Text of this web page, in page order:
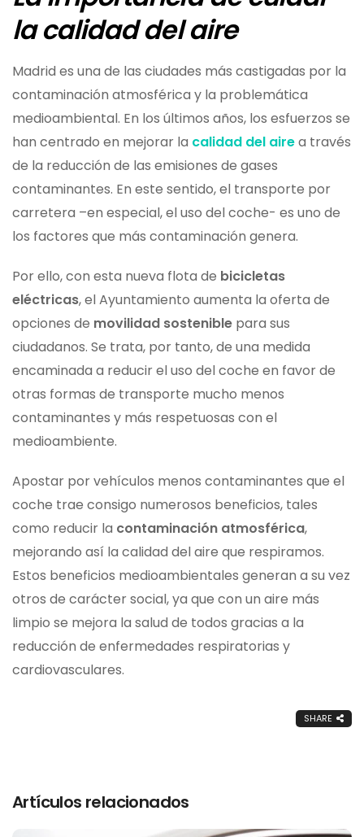
la calidad del aire
Madrid es una de las ciudades más castigadas por la
contaminación atmosférica y la problemática
medioambiental. En los últimos años, los esfuerzos se
han centrado en mejorar la calidad del airea través
de la reducción de las emisiones de gases
contaminantes. En este sentido, el transporte por
carretera –en especial, el uso del coche- es uno de
los factores que más contaminación genera.
Por ello, con esta nueva flota de bicicletas
eléctricas, el Ayuntamiento aumenta la oferta de
opciones de movilidad sostenible para sus
ciudadanos. Se trata, por tanto, de una medida
encaminada a reducir el uso del coche en favor de
otras formas de transporte mucho menos
contaminantes y más respetuosas con el
medioambiente.
Apostar por vehículos menos contaminantes que el
coche trae consigo numerosos beneficios, tales
como reducir la contaminación atmosférica,
mejorando así la calidad del aire que respiramos.
Estos beneficios medioambientales generan a su vez
otros de carácter social, ya que con un aire más
limpio se mejora la salud de todos gracias a la
reducción de enfermedades respiratorias y
cardiovasculares.
SHARE
Artículos relacionados